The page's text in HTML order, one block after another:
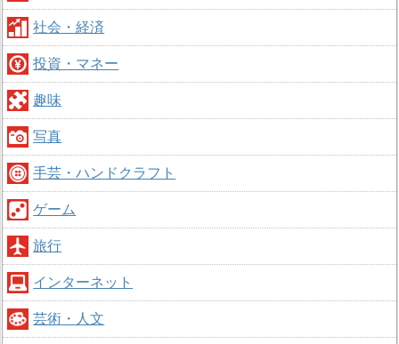
社会・経済
投資・マネー
趣味
写真
手芸・ハンドクラフト
ゲーム
旅行
インターネット
芸術・人文